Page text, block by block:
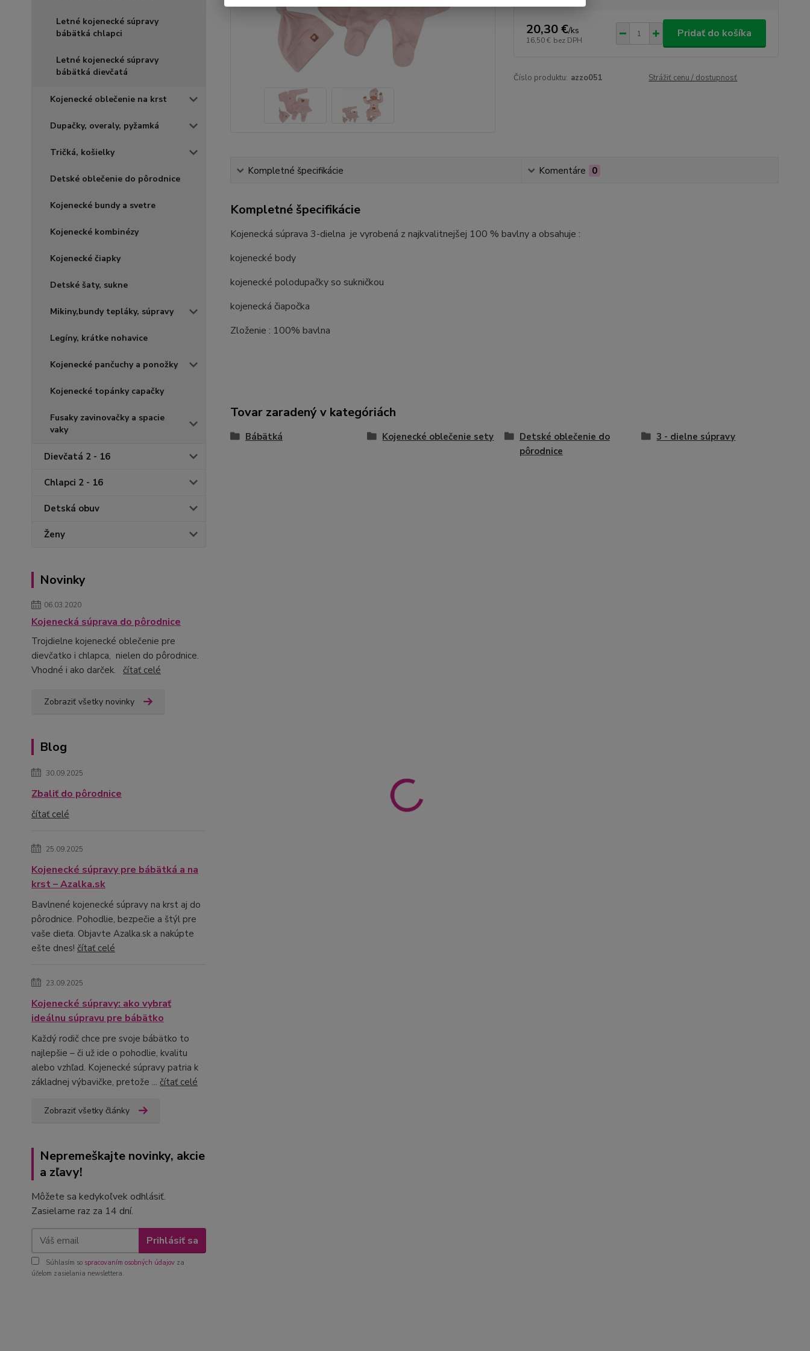
Letné kojenecké súpravy
bábätká chlapci
Letné kojenecké súpravy
bábätká dievčatá
Kojenecké oblečenie na krst
Dupačky, overaly, pyžamká
Tričká, košielky
Detské oblečenie do pôrodnice
Kojenecké bundy a svetre
Kojenecké kombinézy
Kojenecké čiapky
Detské šaty, sukne
Mikiny,bundy tepláky, súpravy
Legíny, krátke nohavice
Kojenecké pančuchy a ponožky
Kojenecké topánky capačky
Fusaky zavinovačky a spacie
vaky
Dievčatá 2 - 16
Chlapci 2 - 16
Detská obuv
Ženy
Novinky
06.03.2020
Kojenecká súprava do pôrodnice
Trojdielne kojenecké oblečenie pre
dievčatko i chlapca, nielen do pôrodnice.
Vhodné i ako darček. čítať celé
Zobraziť všetky novinky
Blog
30.09.2025
Zbaliť do pôrodnice
čítať celé
25.09.2025
Kojenecké súpravy pre bábätká a na
krst – Azalka.sk
Bavlnené kojenecké súpravy na krst aj do
pôrodnice. Pohodlie, bezpečie a štýl pre
vaše dieťa. Objavte Azalka.sk a nakúpte
ešte dnes! čítať celé
23.09.2025
Kojenecké súpravy: ako vybrať
ideálnu súpravu pre bábätko
Každý rodič chce pre svoje bábätko to
najlepšie – či už ide o pohodlie, kvalitu
alebo vzhľad. Kojenecké súpravy patria k
základnej výbavičke, pretože ... čítať celé
Zobraziť všetky články
Nepremeškajte novinky, akcie
a zľavy!
Môžete sa kedykoľvek odhlásiť.
Zasielame raz za 14 dní.
Prihlásiť sa
Súhlasím so spracovaním osobných údajov za
účelom zasielania newslettera.
20,30 €/ks
16,50 € bez DPH
Pridať do košíka
Číslo produktu: azzo051 Strážiť cenu / dostupnosť
Kompletné špecifikácie Komentáre 0
Kompletné špecifikácie
Kojenecká súprava 3-dielna je vyrobená z najkvalitnejšej 100 % bavlny a obsahuje :
kojenecké body
kojenecké polodupačky so sukničkou
kojenecká čiapočka
Zloženie : 100% bavlna
Tovar zaradený v kategóriách
Bábätká Kojenecké oblečenie sety
Detské oblečenie do
pôrodnice
3 - dielne súpravy